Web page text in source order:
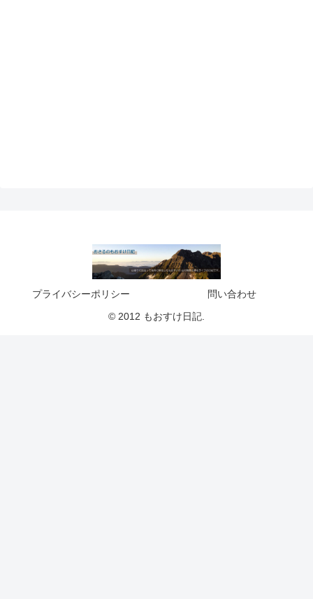
プライバシーポリシー
問い合わせ
© 2012 もおすけ日記.